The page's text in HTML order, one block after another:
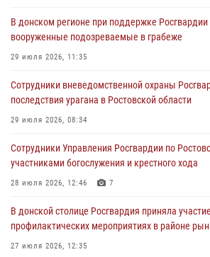
В донском регионе при поддержке
вооруженные подозреваемые в грабеже
29 июля 2026, 11:35
Сотрудники вневедомственной охраны
последствия урагана в Ростовской области
29 июля 2026, 08:34
Сотрудники Управления Росгвардии по
участниками богослужения и крестного хода
28 июля 2026, 12:46 7
В донской столице Росгвардия приняла
профилактических мероприятиях в районе
27 июля 2026, 12:35